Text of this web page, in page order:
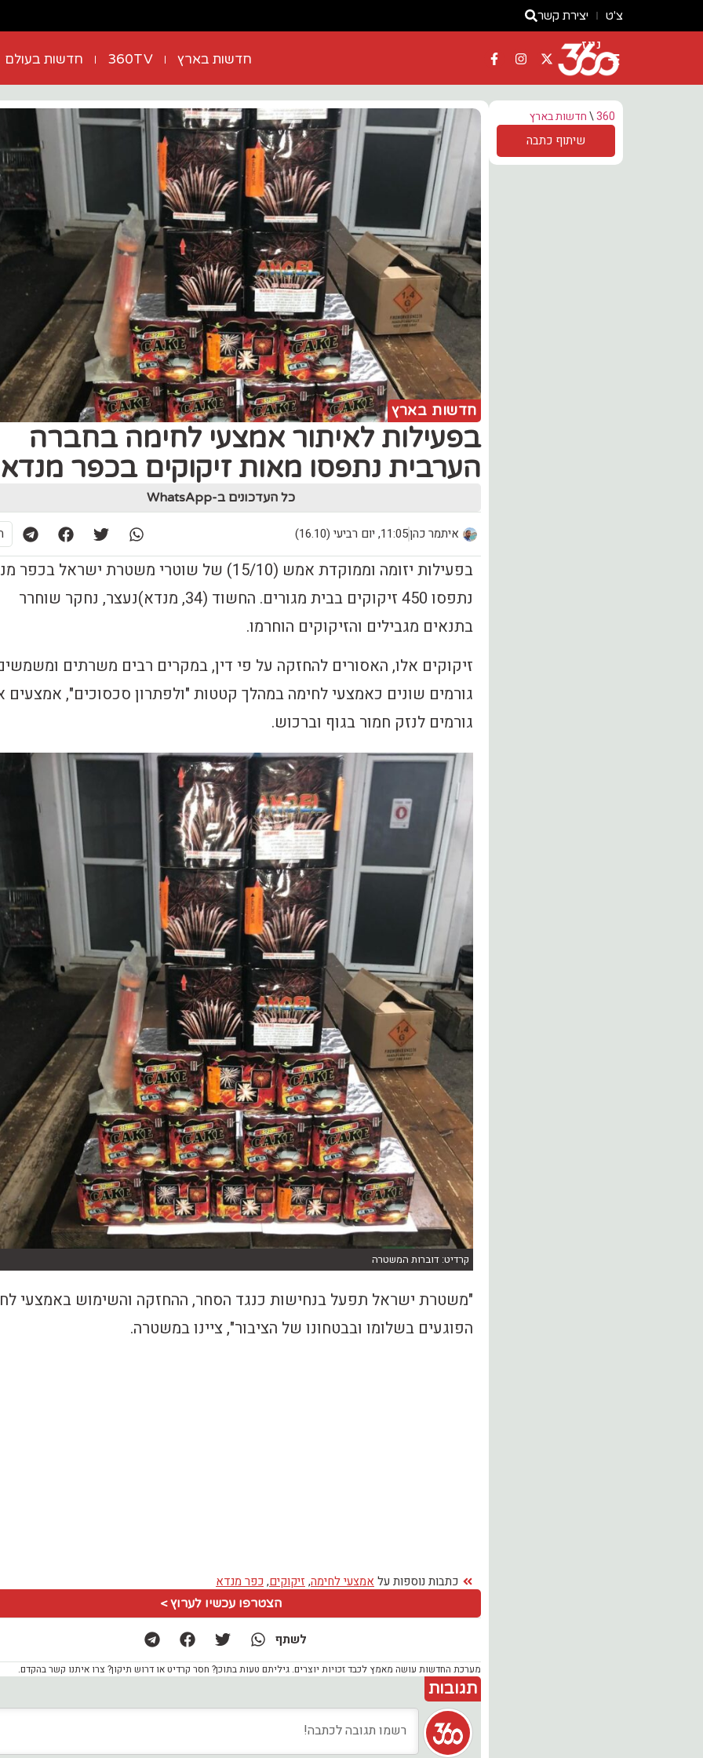
צ'ט יצירת קשר
ניוז
חדשות בארץ 360TV חדשות בעולם
360
\חדשות בארץ
שיתוף כתבה
חדשות בארץ
בפעילות לאיתור אמצעי לחימה בחברה
הערבית נתפסו מאות זיקוקים בכפר מנדא
כל העדכונים ב-WhatsApp
איתמר כהן11:05, יום רביעי (16.10)
בפעילות יזומה וממוקדת אמש (15/10) של שוטרי משטרת ישראל
נתפסו 450 זיקוקים בבית מגורים. החשוד (34, מנדא)נעצר, נחקר שוחרר
בתנאים מגבילים והזיקוקים הוחרמו.
זיקוקים אלו, האסורים להחזקה על פי דין, במקרים רבים משרתים
גורמים שונים כאמצעי לחימה במהלך קטטות "ולפתרון סכסוכים", אמצעים
גורמים לנזק חמור בגוף וברכוש.
קרדיט: דוברות המשטרה
"משטרת ישראל תפעל בנחישות כנגד הסחר, ההחזקה והשימוש באמצעי
הפוגעים בשלומו ובבטחונו של הציבור", ציינו במשטרה.
כתבות נוספות על אמצעי לחימה, זיקוקים, כפר מנדא
הצטרפו עכשיו לערוץ >
לשתף
מערכת החדשות עושה מאמץ לכבד זכויות יוצרים. גיליתם טעות בתוכן? חסר קרדיט או דרוש תיקון? צרו איתנו קשר בהקדם.
תגובות